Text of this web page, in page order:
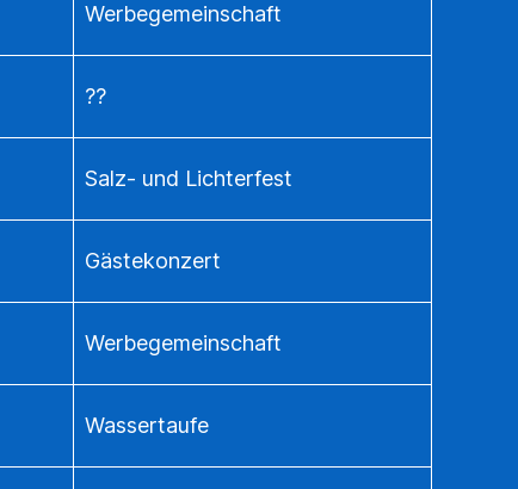
Werbegemeinschaft
??
Salz- und Lichterfest
Gästekonzert
Werbegemeinschaft
Wassertaufe